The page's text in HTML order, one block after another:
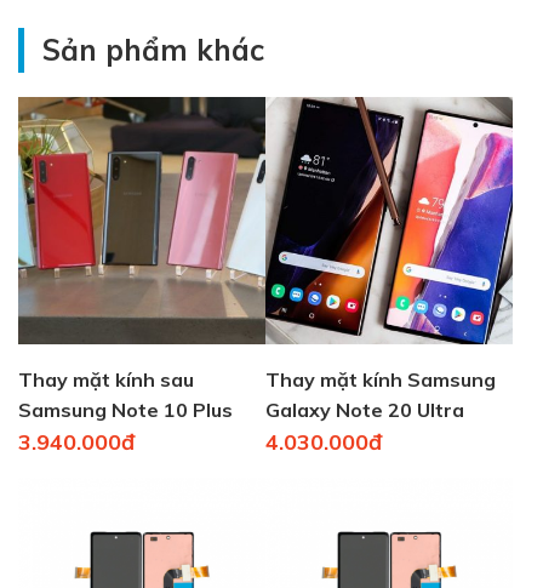
Sản phẩm khác
Thay mặt kính sau
Samsung Note 10 Plus
bao nhiêu tiền?
3.940.000đ
Thay mặt kính Samsung
Galaxy Note 20 Ultra
4.030.000đ